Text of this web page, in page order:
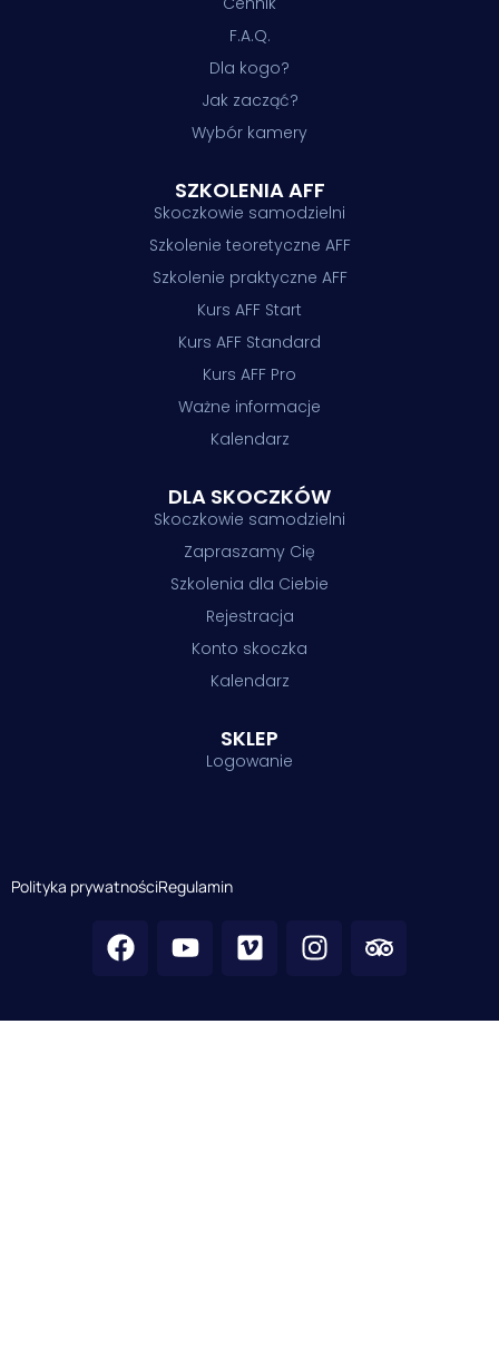
F.A.Q.
Dla kogo?
Jak zacząć?
Wybór kamery
SZKOLENIA AFF
Skoczkowie samodzielni
Szkolenie teoretyczne AFF
Szkolenie praktyczne AFF
Kurs AFF Start
Kurs AFF Standard
Kurs AFF Pro
Ważne informacje
Kalendarz
DLA SKOCZKÓW
Skoczkowie samodzielni
Zapraszamy Cię
Szkolenia dla Ciebie
Rejestracja
Konto skoczka
Kalendarz
SKLEP
Logowanie
Polityka prywatnościRegulamin